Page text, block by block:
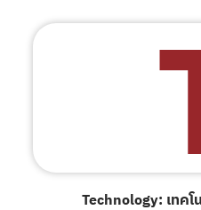
Technology: เทค